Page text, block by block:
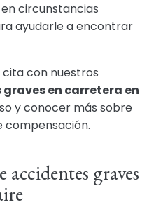
circunstancias
ayudarle a encontrar
con nuestros
en carretera en
y conocer más sobre
compensación.
accidentes graves